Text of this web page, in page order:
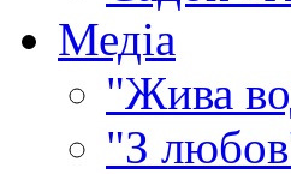
Медіа
"Жива
"З